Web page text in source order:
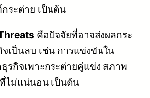
ระต่าย เป็นต้น
คือปัจจัยที่อาจส่งผลกระ
เป็นลบ เช่น การแข่งขันใน
รกิจเพาะกระต่ายคู่แข่ง สภาพ
ไม่แน่นอน เป็นต้น